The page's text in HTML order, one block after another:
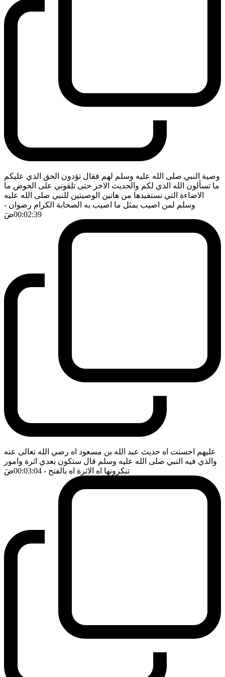
وصية النبي صلى الله عليه وسلم لهم فقال تؤدون الحق الذي عليكم
ما تسألون الله الذي لكم والحديث الاخر حتى تلقوني على الحوض ما
الاضاءة التي نستفيدها من هاتين الوصيتين للنبي صلى الله عليه
وسلم لمن اصيب بمثل ما اصيب به الصحابة الكرام رضوان -
00:02:39ضَ
عليهم احسنت اه حديث عبد الله بن مسعود اه رضي الله تعالى عنه
والذي فيه النبي صلى الله عليه وسلم قال ستكون بعدي اثرة وامور
تنكرونها اه الاثرة اه بالفتح - 00:03:04 ضَ